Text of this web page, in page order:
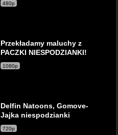
480p
Przekładamy maluchy z
PACZKI NIESPODZIANKI!
1080p
Delfin Natoons, Gomove-
Jajka niespodzianki
720p